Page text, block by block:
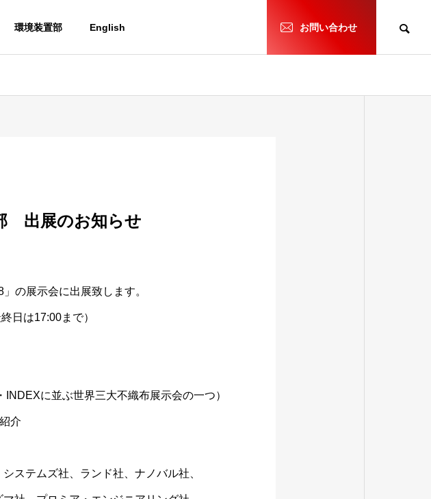
お問い合わせ
環境装置部 English
出展のお知らせ
の展示会に出展致します。
日は17:00まで）
に並ぶ世界三大不織布展示会の一つ）
介
ステムズ社、ランド社、ナノバル社、